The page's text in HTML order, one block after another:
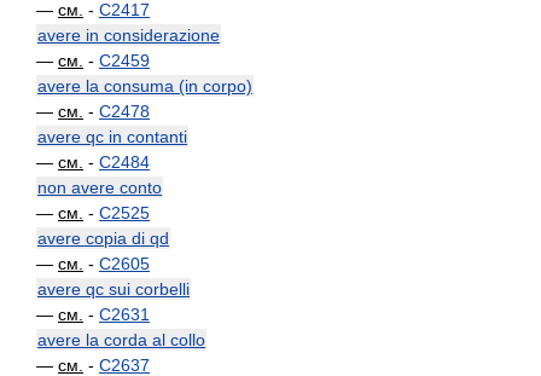
— см. - C2417
avere in considerazione
— см. - C2459
avere la consuma (in corpo)
— см. - C2478
avere qc in contanti
— см. - C2484
non avere conto
— см. - C2525
avere copia di qd
— см. - C2605
avere qc sui corbelli
— см. - C2631
avere la corda al collo
— см. - C2637